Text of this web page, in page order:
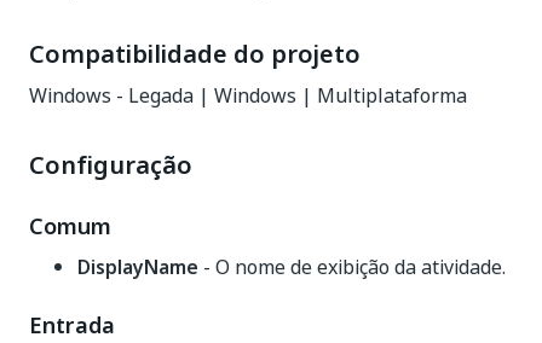
Compatibilidade do projeto
Windows - Legada | Windows | Multiplataforma
Configuração
Comum
DisplayName - O nome de exibição da atividade.
Entrada